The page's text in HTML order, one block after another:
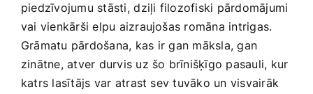
Mājsaimniecības preces
Mēbeles un interjers
piedzīvojumu stāsti, ⁣dziļi filozofiski‌ pārdomājumi
vai​ vienkārši elpu aizraujošas romāna intrigas.
Grāmatu pārdošana, kas ir⁤ gan māksla, gan
zinātne, atver ​durvis uz šo brīnišķīgo pasauli, ⁣kur⁣
katrs lasītājs⁢ var atrast sev tuvāko un visvairāk